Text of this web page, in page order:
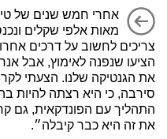
אחרי חמש שנים של
מאות אלפי שקלים
צריכים לחשוב על דרכים
הציעו שנפנה לאימוץ, אבל
את הגנטיקה שלנו. הצעתי
סירבה, כי היא רצתה להיות
התהליך עם הפונדקאית, גם
את זה היא כבר קיבלה״.